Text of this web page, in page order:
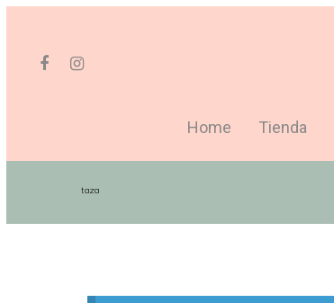
Home Tienda
taza